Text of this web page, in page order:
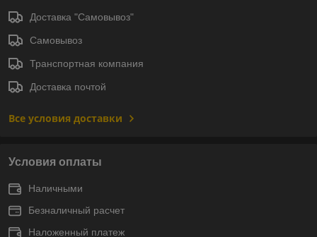
Доставка "Самовывоз"
Самовывоз
Транспортная компания
Доставка почтой
Все условия доставки
Условия оплаты
Наличными
Безналичный расчет
Наложенный платеж